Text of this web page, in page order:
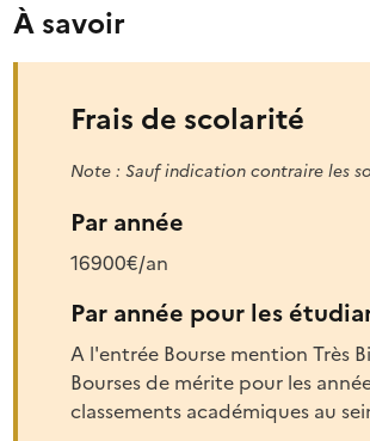
À savoir
Frais de scolarité
Note : Sauf indication contraire les
Par année
16900€/an
Par année pour les
A l'entrée Bourse mention Très
Bourses de mérite pour les
classements académiques au